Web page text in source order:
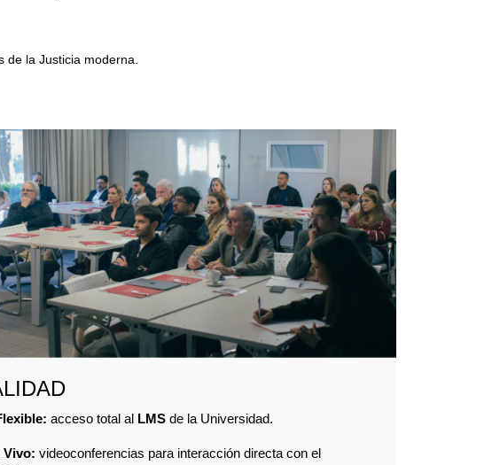
la Justicia moderna.
acceso total al LMS de la Universidad.
Vivo: videoconferencias para interacción directa con el